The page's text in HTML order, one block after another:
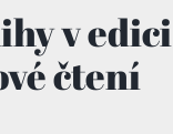
v edici
čtení